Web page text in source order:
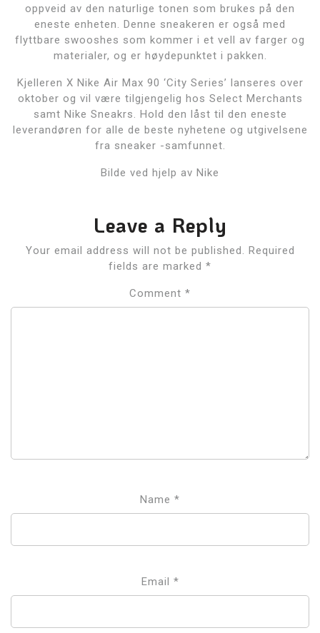
oppveid av den naturlige tonen som brukes på den
eneste enheten. Denne sneakeren er også med
flyttbare swooshes som kommer i et vell av farger og
materialer, og er høydepunktet i pakken.
Kjelleren X Nike Air Max 90 ‘City Series’ lanseres over
oktober og vil være tilgjengelig hos Select Merchants
samt Nike Sneakrs. Hold den låst til den eneste
leverandøren for alle de beste nyhetene og utgivelsene
fra sneaker -samfunnet.
Bilde ved hjelp av Nike
Leave a Reply
Your email address will not be published.
Required
fields are marked *
Comment *
Name *
Email *